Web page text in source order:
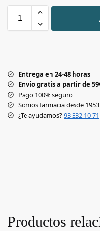
+
-
Entrega en 24-48 horas
Envío gratis a partir de
Pago 100% seguro
Somos farmacia desde 1953
¿Te ayudamos?93 332 10 71
Productos